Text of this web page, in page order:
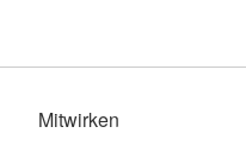
Mitwirken